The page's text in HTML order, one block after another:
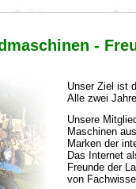
-
Unser Ziel ist
Alle zwei
Unsere
Maschinen
Marken der
Das Internet
Freunde der
von